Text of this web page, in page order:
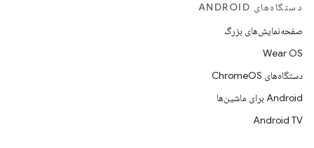
دستگاه‌های ANDROID
صفحه‌نمایش‌های بزرگ
Wear OS
دستگاه‌های ChromeOS
Android برای ماشین‌ها
Android TV